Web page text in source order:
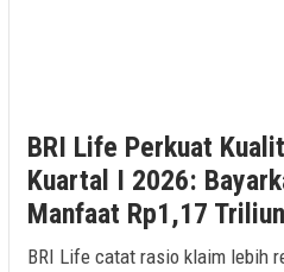
BRI Life Perkuat
Kuartal I 2026:
Manfaat Rp1,17 Triliun
BRI Life catat rasio klaim lebih